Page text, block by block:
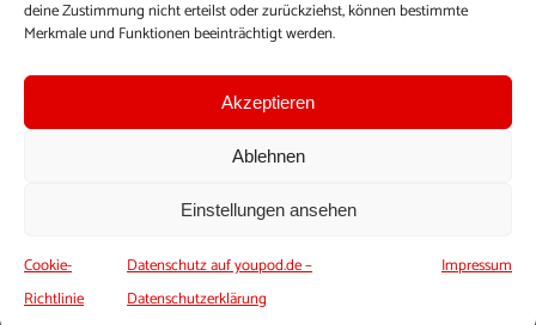
deine Zustimmung nicht erteilst oder zurückziehst, können bestimmte
Merkmale und Funktionen beeinträchtigt werden.
Akzeptieren
Ablehnen
Einstellungen ansehen
Cookie-
Richtlinie
Datenschutz auf youpod.de –
Datenschutzerklärung
Impressum
dich anmelden, um alle Funktionen nutzen zu können, ein
Profil anzulegen, eigene Beiträge hochzuladen und zu
Einloggen